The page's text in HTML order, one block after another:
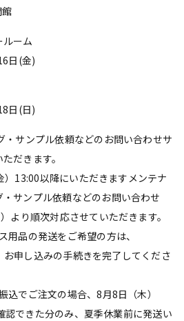
ーム
日(金)
日(日)
・サンプル依頼などのお問い合わせサ
だきます。
13:00以降にいただきますメンテナ
サンプル依頼などのお問い合わせ
より順次対応させていただきます。
品の発送をご希望の方は、
お申し込みの手続きを完了してくださ
込でご注文の場合、8月8日（木）
認できた分のみ、夏季休業前に発送い